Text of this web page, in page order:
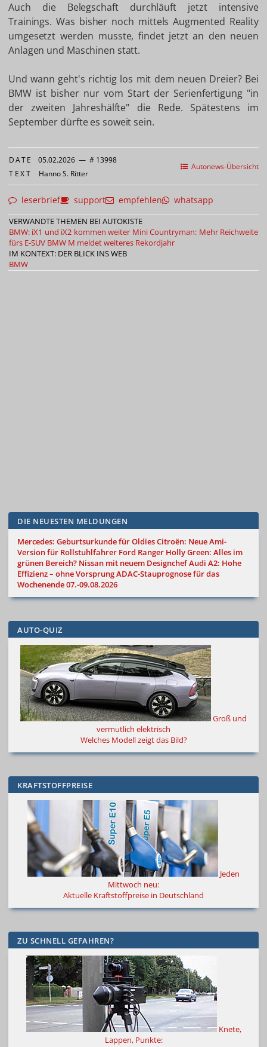
Auch die Belegschaft durchläuft jetzt intensive
Trainings. Was bisher noch mittels Augmented Reality
umgesetzt werden musste, findet jetzt an den neuen
Anlagen und Maschinen statt.
Und wann geht's richtig los mit dem neuen Dreier? Bei
BMW ist bisher nur vom Start der Serienfertigung "in
der zweiten Jahreshälfte" die Rede. Spätestens im
September dürfte es soweit sein.
Autonews-Übersicht
DATE 05.02.2026 — # 13998
TEXT Hanno S. Ritter
leserbrief support empfehlen whatsapp
VERWANDTE THEMEN BEI AUTOKISTE
BMW: iX1 und iX2 kommen weiter Mini Countryman: Mehr Reichweite
fürs E-SUV BMW M meldet weiteres Rekordjahr
IM KONTEXT: DER BLICK INS WEB
BMW
DIE NEUESTEN MELDUNGEN
Mercedes: Geburtsurkunde für OldiesCitroën: Neue Ami-
Version für Rollstuhlfahrer Ford Ranger Holly Green: Alles im
grünen Bereich? Nissan mit neuem DesignchefAudi A2: Hohe
Effizienz – ohne VorsprungADAC-Stauprognose für das
Wochenende 07.-09.08.2026
AUTO-QUIZ
Groß und
vermutlich elektrisch
Welches Modell zeigt das Bild?
KRAFTSTOFFPREISE
Jeden
Mittwoch neu:
Aktuelle Kraftstoffpreise in Deutschland
ZU SCHNELL GEFAHREN?
Knete,
Lappen, Punkte: